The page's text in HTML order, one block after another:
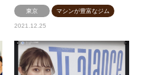
東京 マシンが豊富なジム
2021.12.25